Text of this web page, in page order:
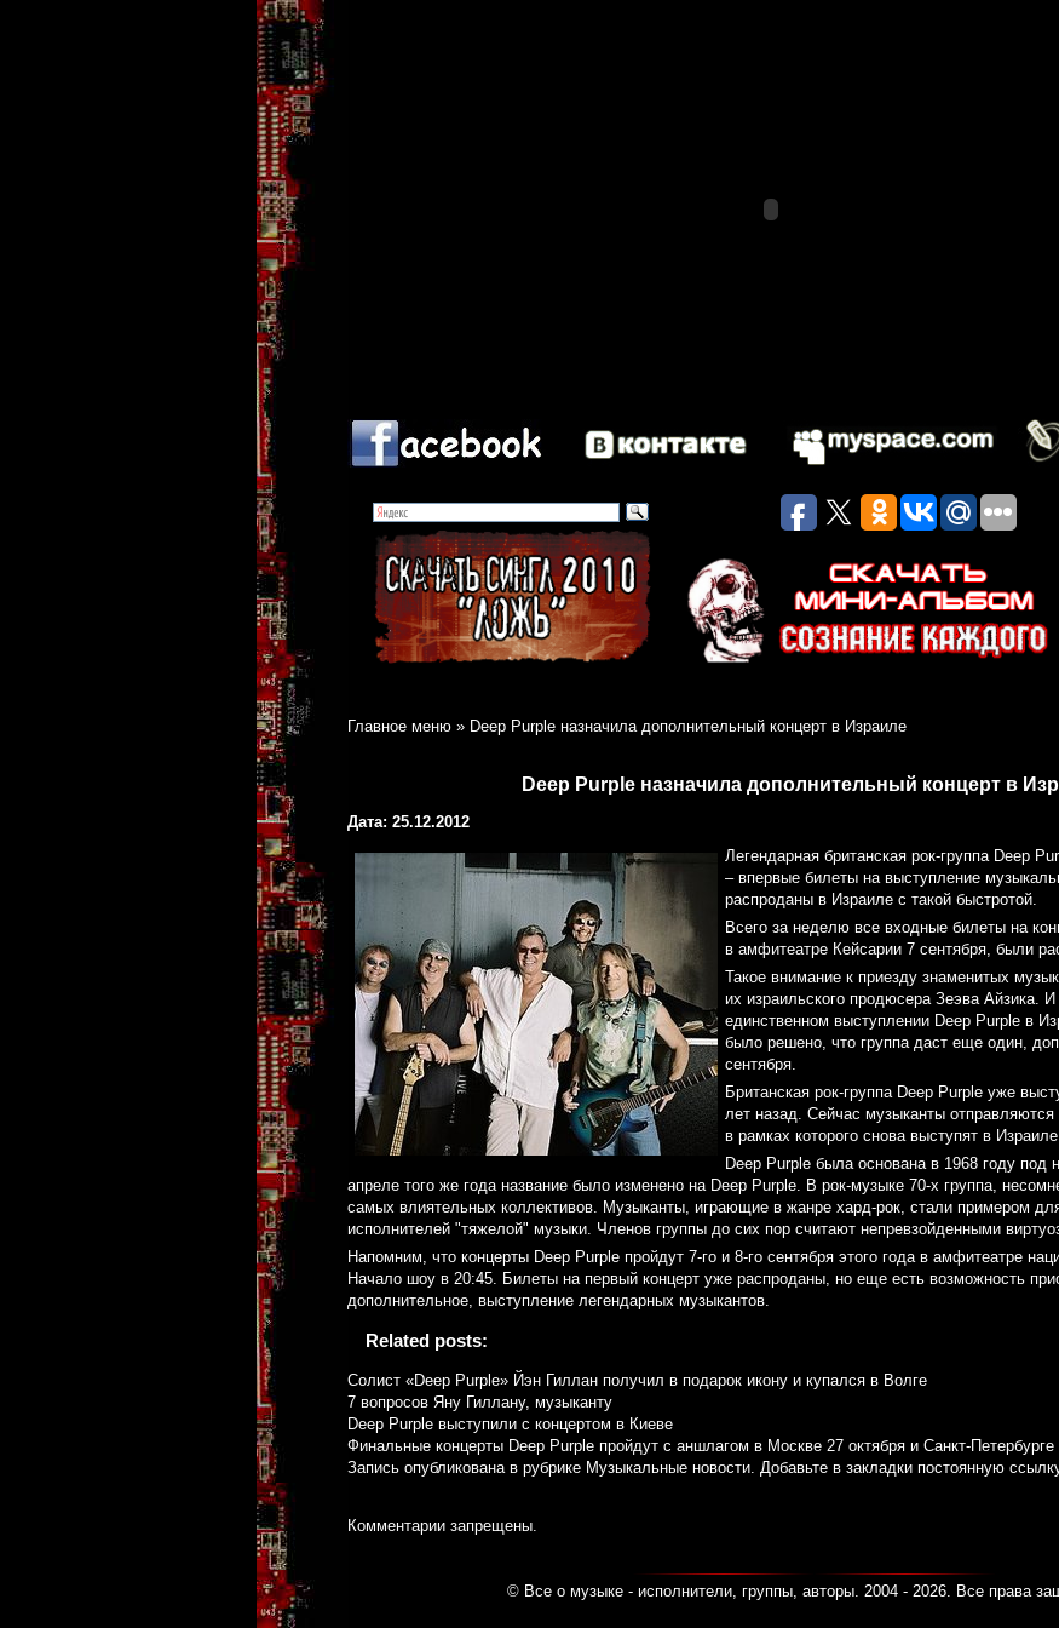
Главное меню » Deep Purple назначила дополнительный концерт в Израиле
Deep Purple назначила дополнительный концерт в
Дата: 25.12.2012
Легендарная британская рок-группа Deep
– впервые билеты на выступление
распроданы в Израиле с такой быстротой.
Всего за неделю все входные билеты на
в амфитеатре Кейсарии 7 сентября, были
Такое внимание к приезду знаменитых
их израильского продюсера Зеэва Айзика.
единственном выступлении Deep Purple в
было решено, что группа даст еще один,
сентября.
Британская рок-группа Deep Purple уже
лет назад. Сейчас музыканты
в рамках которого снова выступят в
Deep Purple была основана в 1968 году под
апреле того же года название было изменено на Deep Purple. В рок-музыке 70-х группа,
самых влиятельных коллективов. Музыканты, играющие в жанре хард-рок, стали примером
исполнителей "тяжелой" музыки. Членов группы до сих пор считают непревзойденными
Напомним, что концерты Deep Purple пройдут 7-го и 8-го сентября этого года в амфитеатре
Начало шоу в 20:45. Билеты на первый концерт уже распроданы, но еще есть возможность
дополнительное, выступление легендарных музыкантов.
Related posts:
Солист «Deep Purple» Йэн Гиллан получил в подарок икону и купался в Волге
7 вопросов Яну Гиллану, музыканту
Deep Purple выступили с концертом в Киеве
Финальные концерты Deep Purple пройдут с аншлагом в Москве 27 октября и Санкт-Петербурге
Запись опубликована в рубрике Музыкальные новости. Добавьте в закладки постоянную
Комментарии запрещены.
© Все о музыке - исполнители, группы, авторы. 2004 - 2026. Все права